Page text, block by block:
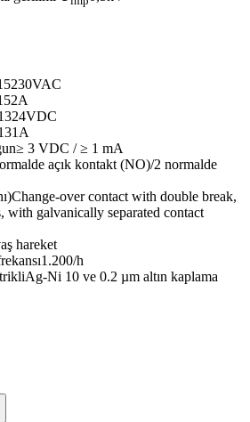
230VAC
2A
24VDC
1 A
≥ 3 VDC / ≥ 1 mA
açık kontakt (NO)/2 normalde
Change-over contact with double break,
with galvanically separated contact
hareket
1.200/h
Ag-Ni 10 ve 0.2 µm altın kaplama